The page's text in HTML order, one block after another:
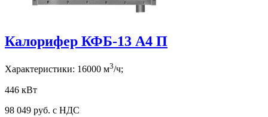
Калорифер КФБ-13 А4 П
Характеристики: 16000 м3/ч;
446 кВт
98 049 руб. с НДС